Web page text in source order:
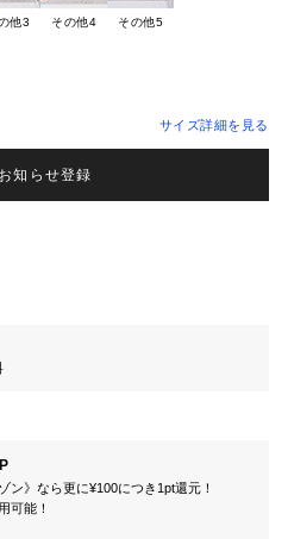
他3 その他4 その他5
サイズ詳細を見る
知らせ登録
ン》なら更に¥100につき1pt還元！
可能！